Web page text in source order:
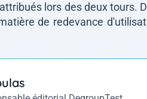
lors des deux tours.
de redevance